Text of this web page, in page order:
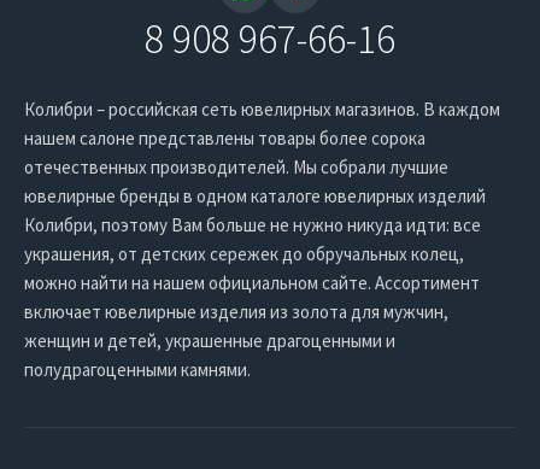
8 908 967-66-16
Колибри – российская сеть ювелирных магазинов. В каждом
нашем салоне представлены товары более сорока
отечественных производителей. Мы собрали лучшие
ювелирные бренды в одном каталоге ювелирных изделий
Колибри, поэтому Вам больше не нужно никуда идти: все
украшения, от детских сережек до обручальных колец,
можно найти на нашем официальном сайте. Ассортимент
включает ювелирные изделия из золота для мужчин,
женщин и детей, украшенные драгоценными и
полудрагоценными камнями.